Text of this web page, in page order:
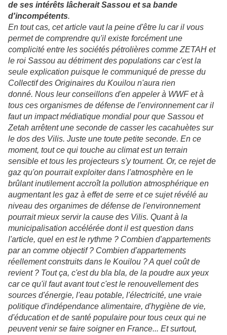
de ses intérêts lâcherait Sassou et sa bande
d'incompétents.
En tout cas, cet article vaut la peine d'être lu car il vous
permet de comprendre qu'il existe forcément une
complicité entre les sociétés pétrolières comme ZETAH et
le roi Sassou au détriment des populations car c'est la
seule explication puisque le communiqué de presse du
Collectif des Originaires du Kouilou n'aura rien
donné. Nous leur conseillons d'en appeler à WWF et à
tous ces organismes de défense de l'environnement car il
faut un impact médiatique mondial pour que Sassou et
Zetah arrêtent une seconde de casser les cacahuètes sur
le dos des Vilis. Juste une toute petite seconde. En ce
moment, tout ce qui touche au climat est un terrain
sensible et tous les projecteurs s'y tournent. Or, ce rejet de
gaz qu'on pourrait exploiter dans l'atmosphère en le
brûlant inutilement accroît la pollution atmosphérique en
augmentant les gaz à effet de serre et ce sujet révélé au
niveau des organimes de défense de l'environnement
pourrait mieux servir la cause des Vilis. Quant à la
municipalisation accélérée dont il est question dans
l'article, quel en est le rythme ? Combien d'appartements
par an comme objectif ? Combien d'appartements
réellement construits dans le Kouilou ? A quel coût de
revient ? Tout ça, c'est du bla bla, de la poudre aux yeux
car ce qu'il faut avant tout c'est le renouvellement des
sources d'énergie, l'eau potable, l'électricité, une vraie
politique d'indépendance alimentaire, d'hygiène de vie,
d'éducation et de santé populaire pour tous ceux qui ne
peuvent venir se faire soigner en France... Et surtout,